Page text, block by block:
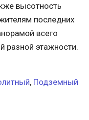
высотность
последних
всего
разной этажности.
, Подземный